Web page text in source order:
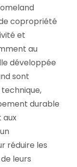
copropriété
et
au
développée
sont
durable
aux
réduire les
leurs